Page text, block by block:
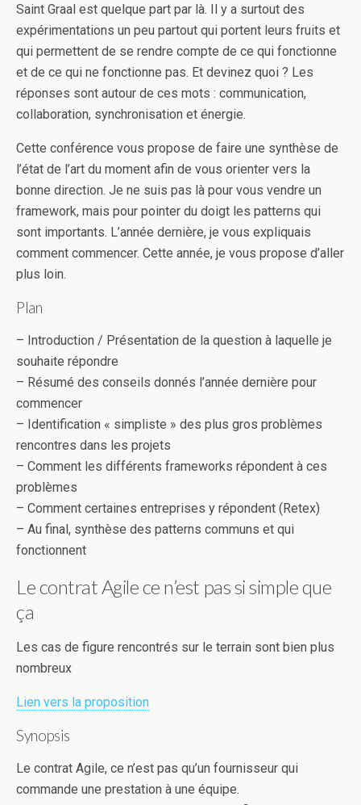
Saint Graal est quelque part par là. Il y a surtout des
expérimentations un peu partout qui portent leurs fruits et
qui permettent de se rendre compte de ce qui fonctionne
et de ce qui ne fonctionne pas. Et devinez quoi ? Les
réponses sont autour de ces mots : communication,
collaboration, synchronisation et énergie.
Cette conférence vous propose de faire une synthèse de
l’état de l’art du moment afin de vous orienter vers la
bonne direction. Je ne suis pas là pour vous vendre un
framework, mais pour pointer du doigt les patterns qui
sont importants. L’année dernière, je vous expliquais
comment commencer. Cette année, je vous propose d’aller
plus loin.
Plan
– Introduction / Présentation de la question à laquelle je
souhaite répondre
– Résumé des conseils donnés l’année dernière pour
commencer
– Identification « simpliste » des plus gros problèmes
rencontres dans les projets
– Comment les différents frameworks répondent à ces
problèmes
– Comment certaines entreprises y répondent (Retex)
– Au final, synthèse des patterns communs et qui
fonctionnent
Le contrat Agile ce n’est pas si simple que
ça
Les cas de figure rencontrés sur le terrain sont bien plus
nombreux
Lien vers la proposition
Synopsis
Le contrat Agile, ce n’est pas qu’un fournisseur qui
commande une prestation à une équipe.